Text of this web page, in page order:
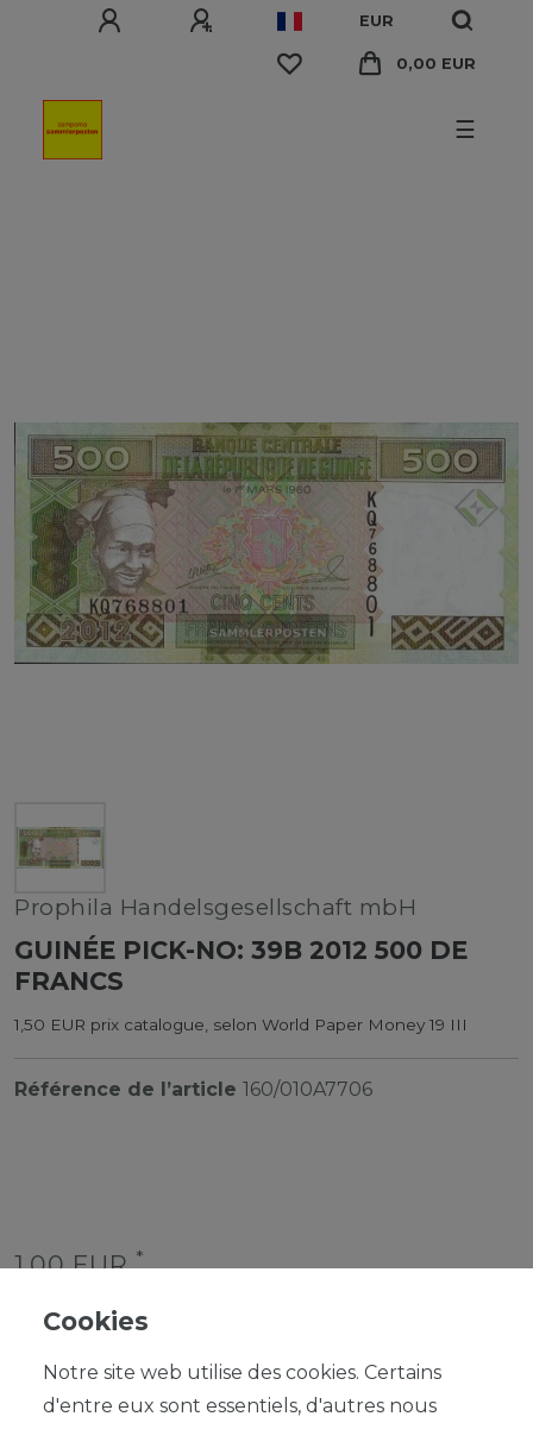
EUR
0,00 EUR
☰
Prophila Handelsgesellschaft mbH
GUINÉE PICK-NO: 39B 2012 500 DE
FRANCS
1,50 EUR prix catalogue, selon World Paper Money 19 III
Référence de l’article 160/010A7706
1,00 EUR*
Contenu1
Cookies
Notre site web utilise des cookies. Certains
d'entre eux sont essentiels, d'autres nous